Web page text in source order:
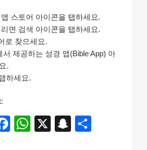
스토어 아이콘을 탭하세요.
면 검색 아이콘을 탭하세요.
로 찾으세요.
서 제공하는 성경 앱(Bible App) 아
.
하세요.
F
W
X
S